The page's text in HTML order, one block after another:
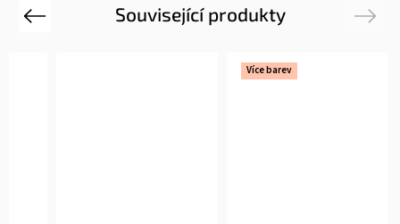
Související produkty
Previous
Více barev
Next